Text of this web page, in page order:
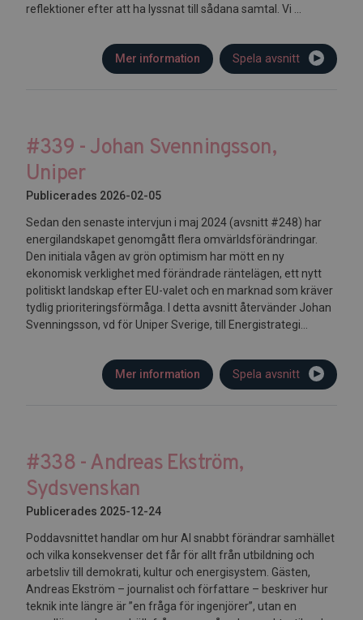
reflektioner efter att ha lyssnat till sådana samtal. Vi ...
Spela avsnitt
Mer information
#339 - Johan Svenningsson,
Uniper
Publicerades 2026-02-05
Sedan den senaste intervjun i maj 2024 (avsnitt #248) har
energilandskapet genomgått flera omvärldsförändringar.
Den initiala vågen av grön optimism har mött en ny
ekonomisk verklighet med förändrade räntelägen, ett nytt
politiskt landskap efter EU-valet och en marknad som kräver
tydlig prioriteringsförmåga. I detta avsnitt återvänder Johan
Svenningsson, vd för Uniper Sverige, till Energistrategi...
Spela avsnitt
Mer information
#338 - Andreas Ekström,
Sydsvenskan
Publicerades 2025-12-24
Poddavsnittet handlar om hur AI snabbt förändrar samhället
och vilka konsekvenser det får för allt från utbildning och
arbetsliv till demokrati, kultur och energisystem. Gästen,
Andreas Ekström – journalist och författare – beskriver hur
teknik inte längre är ”en fråga för ingenjörer”, utan en